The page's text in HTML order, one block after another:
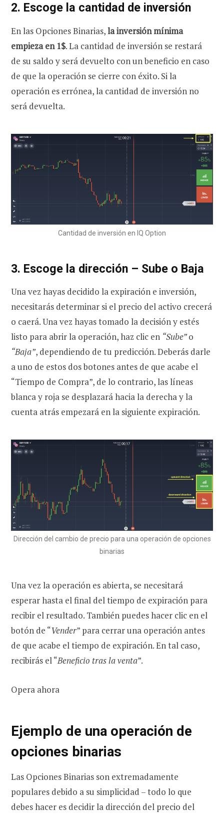
2. Escoge la cantidad de inversión
En las Opciones Binarias,la inversión mínima
empieza en 1$. La cantidad de inversión se restará
de su saldo y será devuelto con un beneficio en caso
de que la operación se cierre con éxito. Si la
operación es errónea, la cantidad de inversión no
será devuelta.
Cantidad de inversión en IQ Option
3. Escoge la dirección – Sube o Baja
Una vez hayas decidido la expiración e inversión,
necesitarás determinar si el precio del activo crecerá
o caerá. Una vez hayas tomado la decisión y estés
listo para abrir la operación, haz clic en “Sube”o
“Baja”, dependiendo de tu predicción. Deberás darle
a uno de estos dos botones antes de que acabe el
“Tiempo de Compra”, de lo contrario, las líneas
blanca y roja se desplazará hacia la derecha y la
cuenta atrás empezará en la siguiente expiración.
Dirección del cambio de precio para una operación de opciones
binarias
Una vez la operación es abierta, se necesitará
esperar hasta el final del tiempo de expiración para
recibir el resultado. También puedes hacer clic en el
botón de “Vender” para cerrar una operación antes
de que acabe el tiempo de expiración. En tal caso,
recibirás el “Beneficio tras la venta”.
Opera ahora
Ejemplo de una operación de
opciones binarias
Las Opciones Binarias son extremadamente
populares debido a su simplicidad – todo lo que
debes hacer es decidir la dirección del precio del